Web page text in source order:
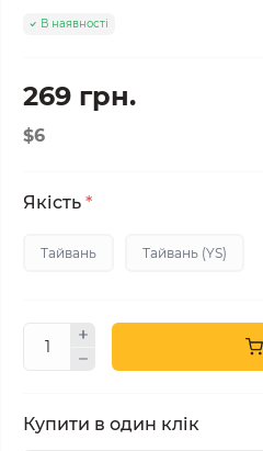
В наявності
269 грн.
$6
Якість *
Тайвань Тайвань (YS)
Купити в один клік